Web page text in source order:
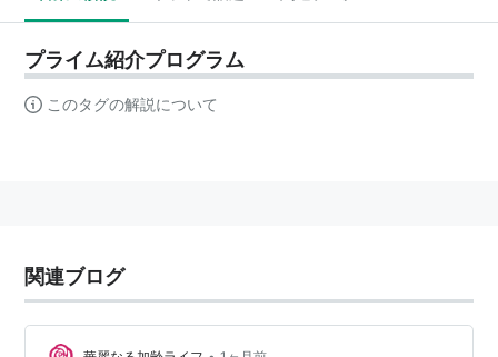
プライム紹介プログラム
このタグの解説について
関連ブログ